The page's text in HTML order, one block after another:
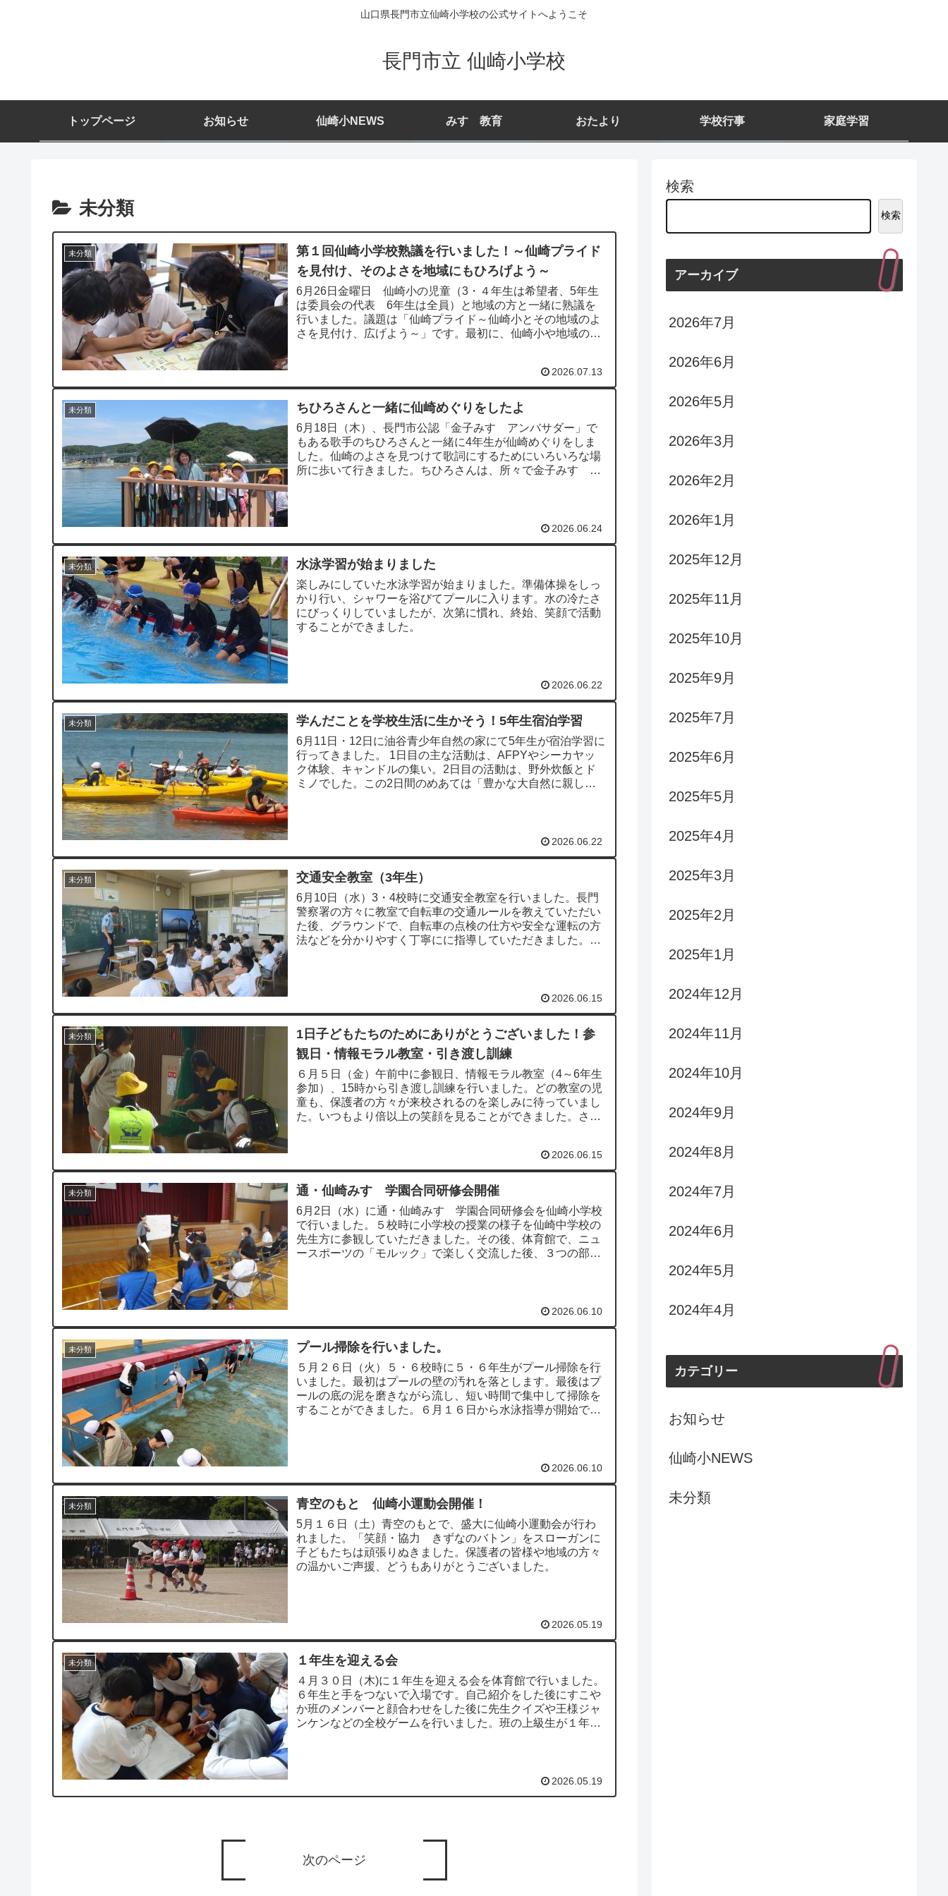
山口県長門市立仙崎小学校の公式サイトへようこそ
長門市立 仙崎小学校
トップページ お知らせ 仙崎小NEWS みすゞ教育 おたより 学校行事 家庭学習
未分類
未分類
第１回仙崎小学校熟議を行いました！～仙崎プライド
を見付け、そのよさを地域にもひろげよう～
6月26日金曜日 仙崎小の児童（3・４年生は希望者、5年生
は委員会の代表 6年生は全員）と地域の方と一緒に熟議を
行いました。議題は「仙崎プライド～仙崎小とその地域のよ
さを見付け、広げよう～」です。最初に、仙崎小や地域のよ
2026.07.13
未分類 ちひろさんと一緒に仙崎めぐりをしたよ
6月18日（木）、長門市公認「金子みすゞアンバサダー」で
もある歌手のちひろさんと一緒に4年生が仙崎めぐりをしま
した。仙崎のよさを見つけて歌詞にするためにいろいろな場
所に歩いて行きました。ちひろさんは、所々で金子みすゞさ
2026.06.24
未分類 水泳学習が始まりました
楽しみにしていた水泳学習が始まりました。準備体操をしっ
かり行い、シャワーを浴びてプールに入ります。水の冷たさ
にびっくりしていましたが、次第に慣れ、終始、笑顔で活動
することができました。
2026.06.22
未分類 学んだことを学校生活に生かそう！5年生宿泊学習
6月11日・12日に油谷青少年自然の家にて5年生が宿泊学習に
行ってきました。 1日目の主な活動は、AFPYやシーカヤッ
ク体験、キャンドルの集い。2日目の活動は、野外炊飯とド
ミノでした。この2日間のめあては「豊かな大自然に親しみ
2026.06.22
未分類 交通安全教室（3年生）
6月10日（水）3・4校時に交通安全教室を行いました。長門
警察署の方々に教室で自転車の交通ルールを教えていただい
た後、グラウンドで、自転車の点検の仕方や安全な運転の方
法などを分かりやすく丁寧にに指導していただきました。保
2026.06.15
未分類
1日子どもたちのためにありがとうございました！参
観日・情報モラル教室・引き渡し訓練
６月５日（金）午前中に参観日、情報モラル教室（4～6年生
参加）、15時から引き渡し訓練を行いました。どの教室の児
童も、保護者の方々が来校されるのを楽しみに待っていまし
た。いつもより倍以上の笑顔を見ることができました。さら
2026.06.15
未分類 通・仙崎みすゞ学園合同研修会開催
6月2日（水）に通・仙崎みすゞ学園合同研修会を仙崎小学校
で行いました。５校時に小学校の授業の様子を仙崎中学校の
先生方に参観していただきました。その後、体育館で、ニュ
ースポーツの「モルック」で楽しく交流した後、３つの部会
2026.06.10
未分類 プール掃除を行いました。
５月２６日（火）５・６校時に５・６年生がプール掃除を行
いました。最初はプールの壁の汚れを落とします。最後はプ
ールの底の泥を磨きながら流し、短い時間で集中して掃除を
することができました。６月１６日から水泳指導が開始で
2026.06.10
未分類 青空のもと 仙崎小運動会開催！
5月１６日（土）青空のもとで、盛大に仙崎小運動会が行わ
れました。「笑顔・協力 きずなのバトン」をスローガンに
子どもたちは頑張りぬきました。保護者の皆様や地域の方々
の温かいご声援、どうもありがとうございました。
2026.05.19
未分類 １年生を迎える会
４月３０日（木)に１年生を迎える会を体育館で行いました。
６年生と手をつないで入場です。自己紹介をした後にすこや
か班のメンバーと顔合わせをした後に先生クイズや王様ジャ
ンケンなどの全校ゲームを行いました。班の上級生が１年生
2026.05.19
次のページ
検索
検索
アーカイブ
2026年7月
2026年6月
2026年5月
2026年3月
2026年2月
2026年1月
2025年12月
2025年11月
2025年10月
2025年9月
2025年7月
2025年6月
2025年5月
2025年4月
2025年3月
2025年2月
2025年1月
2024年12月
2024年11月
2024年10月
2024年9月
2024年8月
2024年7月
2024年6月
2024年5月
2024年4月
カテゴリー
お知らせ
仙崎小NEWS
未分類